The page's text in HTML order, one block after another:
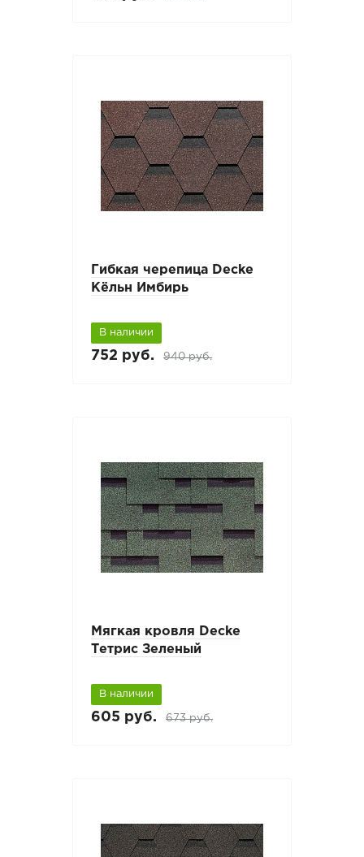
Гибкая черепица Decke
Кёльн Имбирь
В наличии
752 руб. 940 руб.
Мягкая кровля Decke
Тетрис Зеленый
В наличии
605 руб. 673 руб.